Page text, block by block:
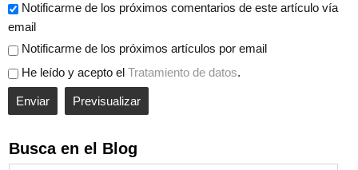
Busca en el Blog
Notificarme de los próximos comentarios de este artículo vía
email
Notificarme de los próximos artículos por email
He leído y acepto el Tratamiento de datos.